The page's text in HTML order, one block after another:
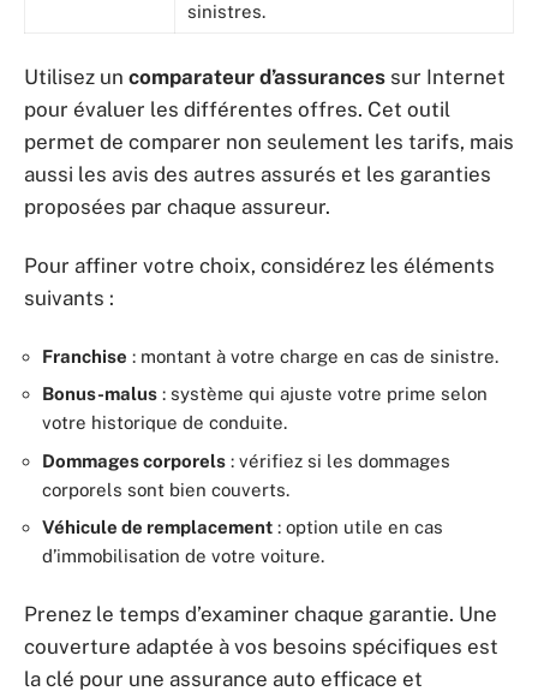
sinistres.
Utilisez un comparateur d’assurances sur Internet
pour évaluer les différentes offres. Cet outil
permet de comparer non seulement les tarifs, mais
aussi les avis des autres assurés et les garanties
proposées par chaque assureur.
Pour affiner votre choix, considérez les éléments
suivants :
Franchise : montant à votre charge en cas de sinistre.
Bonus-malus : système qui ajuste votre prime selon
votre historique de conduite.
Dommages corporels : vérifiez si les dommages
corporels sont bien couverts.
Véhicule de remplacement : option utile en cas
d’immobilisation de votre voiture.
Prenez le temps d’examiner chaque garantie. Une
couverture adaptée à vos besoins spécifiques est
la clé pour une assurance auto efficace et